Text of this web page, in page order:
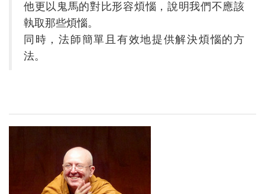
他更以鬼馬的對比形容煩惱，說明我們不應該
執取那些煩惱。
同時，法師簡單且有效地提供解決煩惱的方
法。